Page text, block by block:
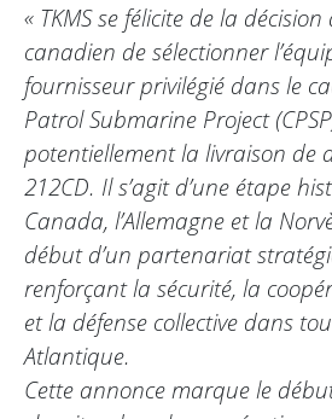
« TKMS se félicite de la
canadien de sélectionner
fournisseur privilégié dans le
Patrol Submarine Project
potentiellement la livraison de
212CD. Il s’agit d’une étape
Canada, l’Allemagne et la
début d’un partenariat
renforçant la sécurité, la
et la défense collective dans
Atlantique.
Cette annonce marque le